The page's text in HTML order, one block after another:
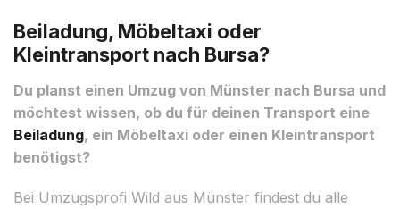
Beiladung, Möbeltaxi oder
Kleintransport nach Bursa?
Du planst einen Umzug von Münster nach Bursa und
möchtest wissen, ob du für deinen Transport eine
Beiladung, ein Möbeltaxi oder einen Kleintransport
benötigst?
Bei Umzugsprofi Wild aus Münster findest du alle